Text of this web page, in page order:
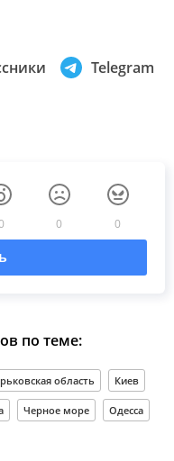
Telegram
0 0
по теме:
область Киев
Черное море Одесса